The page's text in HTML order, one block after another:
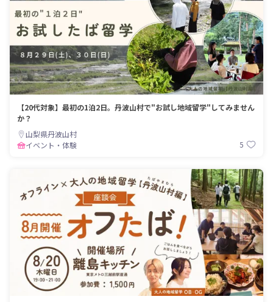
【20代対象】最初の1泊2日。丹波山村で"お試し地域留学"してみません
か？
山梨県丹波山村
イベント・体験
5